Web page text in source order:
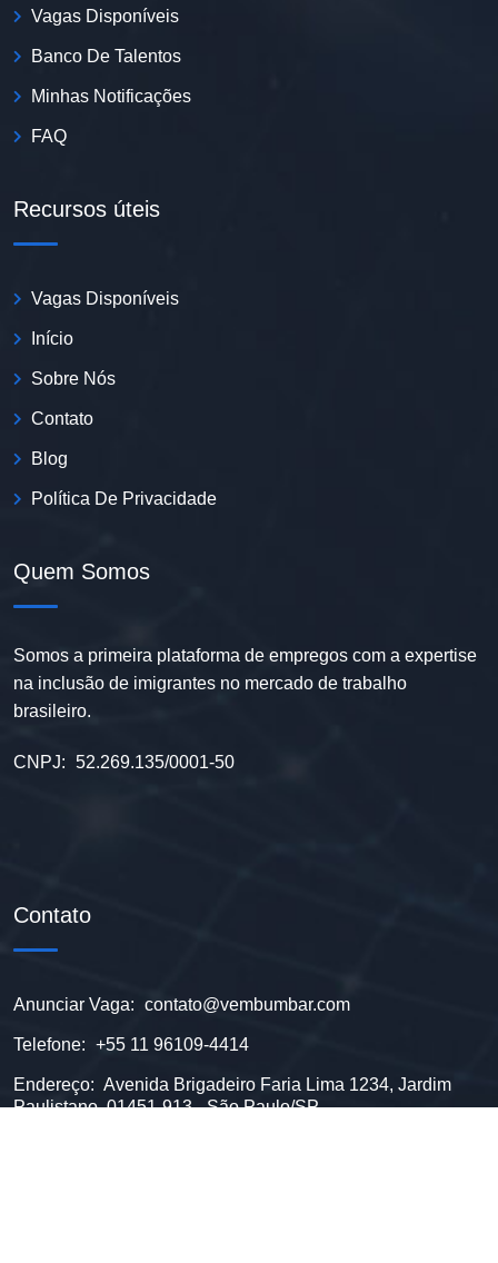
Vagas Disponíveis
Banco De Talentos
Minhas Notificações
FAQ
Recursos úteis
Vagas Disponíveis
Início
Sobre Nós
Contato
Blog
Política De Privacidade
Quem Somos
Somos a primeira plataforma de empregos com a expertise
na inclusão de imigrantes no mercado de trabalho
brasileiro.
CNPJ: 52.269.135/0001-50
Contato
Anunciar Vaga: contato@vembumbar.com
Telefone: +55 11 96109-4414
Endereço: Avenida Brigadeiro Faria Lima 1234, Jardim
Paulistano, 01451-913 - São Paulo/SP